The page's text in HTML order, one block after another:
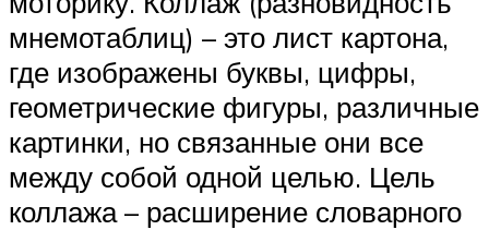
мнемотаблиц) – это лист картона,
где изображены буквы, цифры,
геометрические фигуры, различные
картинки, но связанные они все
между собой одной целью. Цель
коллажа – расширение словарного